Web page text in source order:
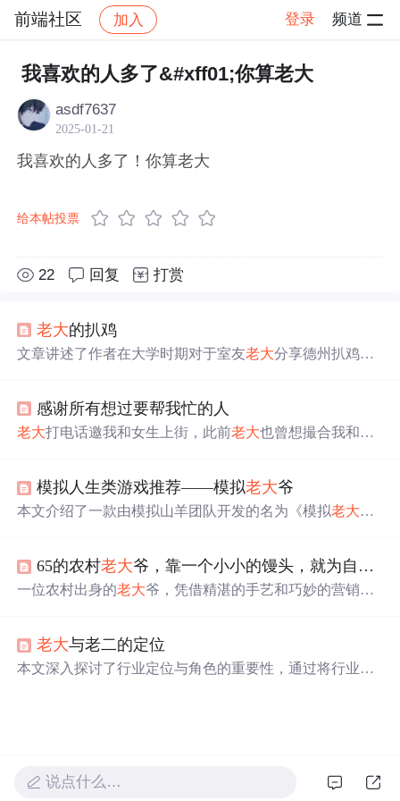
前端社区 加入 登录 频道
社区 前端社区 感慨 帖子详情
我喜欢的人多了&#xff01;你算老大
asdf7637
2025-01-21
我喜欢的人多了！你算老大
给本帖投票
22 回复 打赏
老大的扒鸡
文章讲述了作者在大学时期对于室友老大分享德州扒鸡的
室友间的情感纽带。
感谢所有想过要帮我忙的人
老大打电话邀我和女生上街，此前老大也曾想撮合我和该
强，虽想有女友但不想轻率决定，最终拒绝了这次机会。
模拟人生类游戏推荐——模拟老大爷
本文介绍了一款由模拟山羊团队开发的名为《模拟老大
机，挑战丰富且与场景紧密相关，强调老龄角色的脆弱性
与乐趣。
65的农村老大爷，靠一个小小的馒头，就为自己孙子买了一套房！
一位农村出身的老大爷，凭借精湛的手艺和巧妙的营销策
客户，老大爷成功转型为当地知名的馒头王，月营业额高
达15万。
老大与老二的定位
本文深入探讨了行业定位与角色的重要性，通过将行业老
说点什么…